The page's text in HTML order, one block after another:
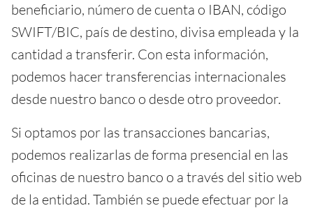
beneficiario, número de cuenta o IBAN, código
SWIFT/BIC, país de destino, divisa empleada y la
cantidad a transferir. Con esta información,
podemos hacer transferencias internacionales
desde nuestro banco o desde otro proveedor.
Si optamos por las transacciones bancarias,
podemos realizarlas de forma presencial en las
oficinas de nuestro banco o a través del sitio web
de la entidad. También se puede efectuar por la